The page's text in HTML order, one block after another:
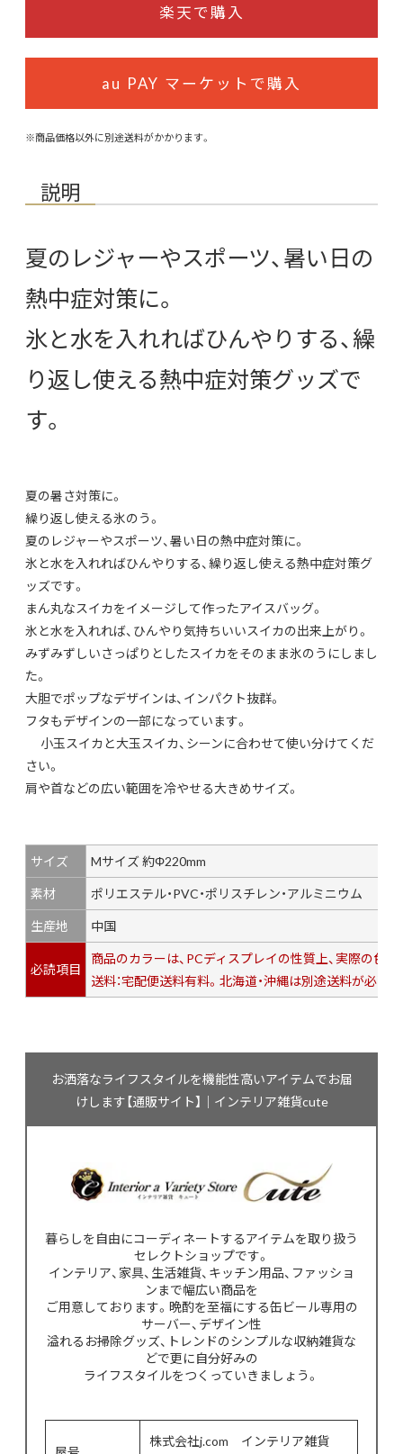
楽天で購入
au PAY マーケットで購入
※商品価格以外に別途送料がかかります。
説明
夏のレジャーやスポーツ、暑い日の
熱中症対策に。
氷と水を入れればひんやりする、繰
り返し使える熱中症対策グッズで
す。
夏の暑さ対策に。
繰り返し使える氷のう。
夏のレジャーやスポーツ、暑い日の熱中症対策に。
氷と水を入れればひんやりする、繰り返し使える熱中症対策グ
ッズです。
まん丸なスイカをイメージして作ったアイスバッグ。
氷と水を入れれば、ひんやり気持ちいいスイカの出来上がり。
みずみずしいさっぱりとしたスイカをそのまま氷のうにしまし
た。
大胆でポップなデザインは、インパクト抜群。
フタもデザインの一部になっています。
小玉スイカと大玉スイカ、シーンに合わせて使い分けてくだ
さい。
肩や首などの広い範囲を冷やせる大きめサイズ。
サイズ
Mサイズ 約Φ220mm
素材
ポリエステル・PVC・ポリスチレン・アルミニウム
生産地
中国
必読項目
商品のカラーは、PCディスプレイの性質上、実際の色
送料：宅配便送料有料。北海道・沖縄は別途送料が必要
お洒落なライフスタイルを機能性高いアイテムでお届
けします【通販サイト】｜インテリア雑貨cute
暮らしを自由にコーディネートするアイテムを取り扱う
セレクトショップです。
インテリア、家具、生活雑貨、キッチン用品、ファッショ
ンまで幅広い商品を
ご用意しております。晩酌を至福にする缶ビール専用の
サーバー、デザイン性
溢れるお掃除グッズ、トレンドのシンプルな収納雑貨な
どで更に自分好みの
ライフスタイルをつくっていきましょう。
株式会社j.com インテリア雑貨